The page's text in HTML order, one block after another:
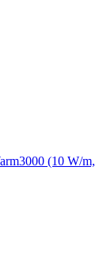
(10 W/m,